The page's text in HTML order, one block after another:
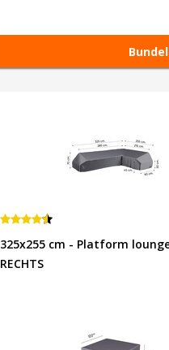
325x255 cm - Platform
RECHTS